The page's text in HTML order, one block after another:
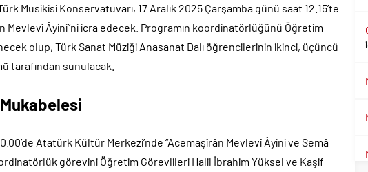
Musikisi Konservatuvarı, 17 Aralık 2025 Çarşamba günü saat 12.15’te
Mevlevî Âyini”ni icra edecek. Programın koordinatörlüğünü Öğretim
olup, Türk Sanat Müziği Anasanat Dalı öğrencilerinin ikinci, üçüncü
tarafından sunulacak.
Atatürk Kültür Merkezi’nde “Acemaşîrân Mevlevî Âyini ve Semâ
görevini Öğretim Görevlileri Halil İbrahim Yüksel ve Kaşif